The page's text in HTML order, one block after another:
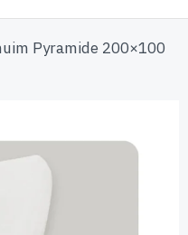
Pyramide 200×100